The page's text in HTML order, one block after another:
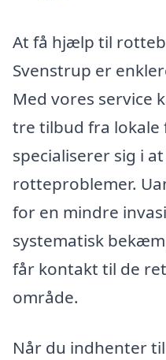
At få hjælp til
Svenstrup er
Med vores service
tre tilbud fra lokale
specialiserer sig i
rotteproblemer.
for en mindre
systematisk
får kontakt til de
område.
Når du indhenter